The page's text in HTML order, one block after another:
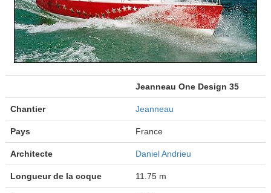
Jeanneau One Design 35
Chantier Jeanneau
Pays France
Architecte Daniel Andrieu
Longueur de la coque 11.75 m